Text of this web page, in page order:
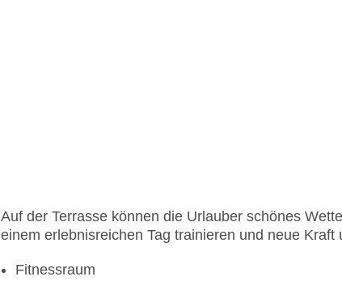
Auf der Terrasse können die Urlauber schönes
einem erlebnisreichen Tag trainieren und neue Kraft
Fitnessraum